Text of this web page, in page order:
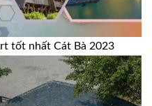
tốt nhất Cát Bà 2023